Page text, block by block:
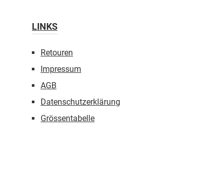
LINKS
Retouren
Impressum
AGB
Datenschutzerklärung
Grössentabelle